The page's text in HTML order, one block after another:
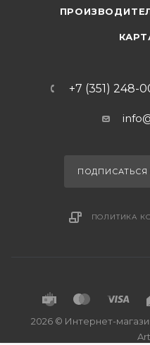
+7 (351) 248-
ПОДПИСАТЬСЯ
ПОЛИТИКА
2026 © Интернет-